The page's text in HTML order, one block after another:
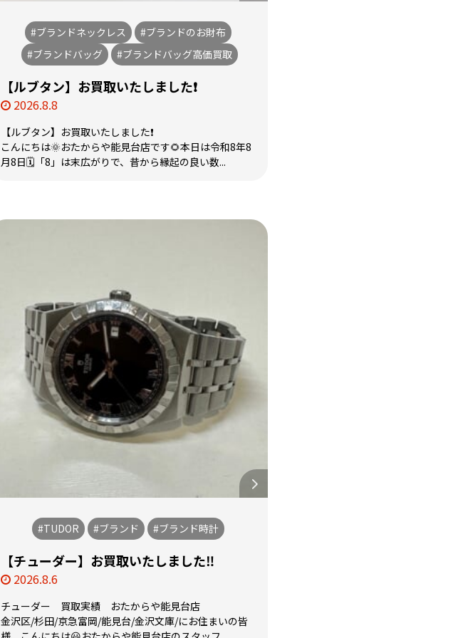
#ブランドネックレス
#ブランドのお財布
#ブランドバッグ
#ブランドバッグ高価買取
【ルブタン】お買取いたしました❗️
2026.8.8
【ルブタン】お買取いたしました❗️
こんにちは🌞おたからや能見台店です🌻本日は令和8年8
月8日🗓️「8」は末広がりで、昔から縁起の良い数...
#TUDOR #ブランド #ブランド時計
【チューダー】お買取いたしました‼️
2026.8.6
チューダー 買取実績 おたからや能見台店
金沢区/杉田/京急富岡/能見台/金沢文庫/にお住まいの皆